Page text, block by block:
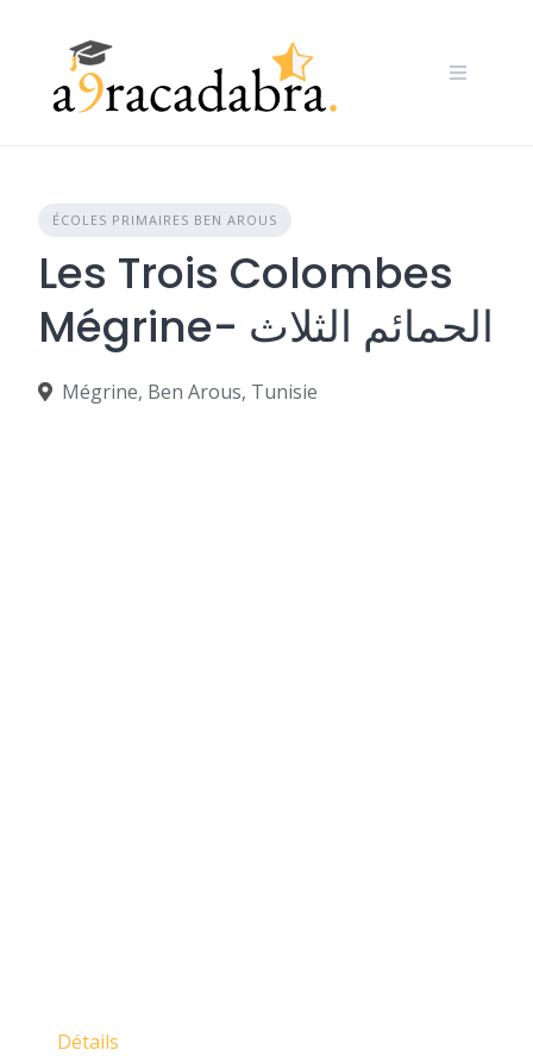
ÉCOLES PRIMAIRES BEN AROUS
Les Trois Colombes
Mégrine- الحمائم الثلاث
Mégrine, Ben Arous, Tunisie
Détails